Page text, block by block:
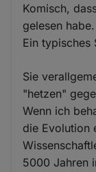
Komisch,
gelesen habe.
Ein typisches
Sie
"hetzen"
Wenn ich
die Evolution
5000 Jahren